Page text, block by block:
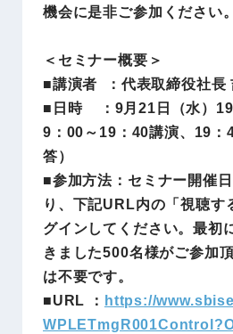
機会に是非ご参加ください。
＜セミナー概要＞
■講演者 ：代表取締役社長
■日時 ：9月21日（水）
9：00～19：40講演、19：
答）
■参加方法：セミナー開催
り、下記URL内の「視聴す
グインしてください。最初
きました500名様がご参加
は不要です。
■URL ： https://